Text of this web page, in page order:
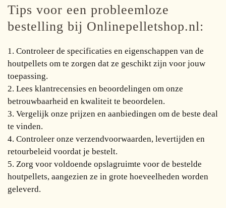
Tips voor een probleemloze
bestelling bij Onlinepelletshop.nl:
1. Controleer de specificaties en eigenschappen van de
houtpellets om te zorgen dat ze geschikt zijn voor jouw
toepassing.
2. Lees klantrecensies en beoordelingen om onze
betrouwbaarheid en kwaliteit te beoordelen.
3. Vergelijk onze prijzen en aanbiedingen om de beste deal
te vinden.
4. Controleer onze verzendvoorwaarden, levertijden en
retourbeleid voordat je bestelt.
5. Zorg voor voldoende opslagruimte voor de bestelde
houtpellets, aangezien ze in grote hoeveelheden worden
geleverd.